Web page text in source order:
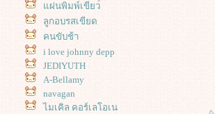
ผ่นพิมพ์เขียว
ลูกอบรสเขียด
คนขับช้า
i love johnny depp
JEDIYUTH
A-Bellamy
navagan
ไมเคิล คอร์เลโอเน